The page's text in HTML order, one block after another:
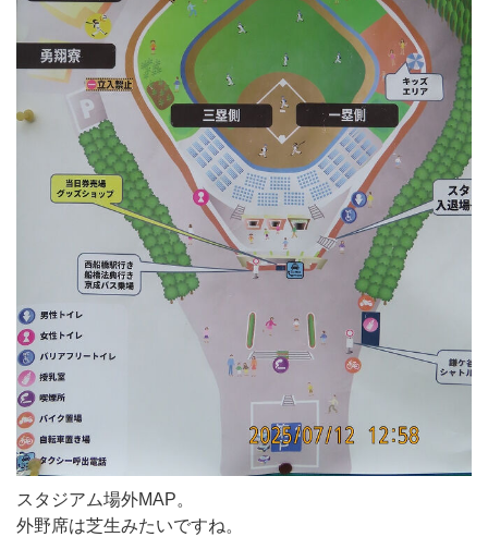
スタジアム場外MAP。
外野席は芝生みたいですね。